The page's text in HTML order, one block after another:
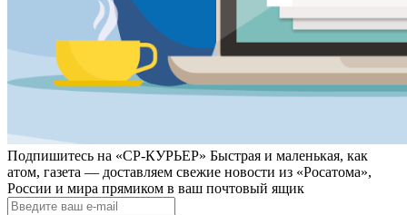
Подпишитесь на «СР-КУРЬЕР» Быстрая и маленькая, как
атом, газета — доставляем свежие новости из «Росатома»,
России и мира прямиком в ваш почтовый ящик